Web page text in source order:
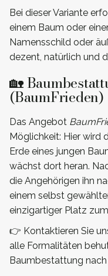
Bei dieser Variante
einem Baum oder
Namensschild oder
dezent, natürlich und
🏡
(BaumFrieden)
Das Angebot
Möglichkeit: Hier wird
Erde eines jungen
wächst dort heran.
die Angehörigen ihn
einem selbst
einzigartiger Platz
👉 Kontaktieren Sie
alle Formalitäten
Baumbestattung nach